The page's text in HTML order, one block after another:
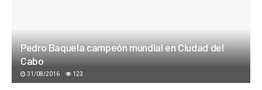
Pedro Baquela campeón mundial en Ciudad del
Cabo
31/08/2016 123